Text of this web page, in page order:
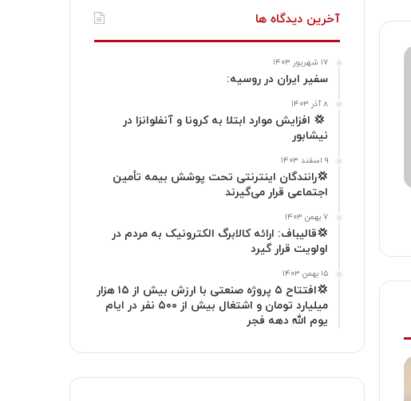
س
ت
ا
م
ک
ا
آخرین دیدگاه ها
۱۷ شهریور ۱۴۰۳
سفیر ایران در روسیه:
۸ آذر ۱۴۰۳
‍ 💢 افزایش موارد ابتلا به کرونا و آنفلوانزا در
نیشابور
۹ اسفند ۱۴۰۳
💢رانندگان اینترنتی تحت پوشش بیمه تأمین
اجتماعی قرار می‌گیرند
۷ بهمن ۱۴۰۳
💢قالیباف: ارائه کالابرگ الکترونیک به مردم در
اولویت قرار گیرد
۱۵ بهمن ۱۴۰۳
💢افتتاح ۵ پروژه صنعتی با ارزش بیش از ۱۵ هزار
میلیارد تومان و اشتغال بیش از ۵۰۰ نفر در ایام
یوم الله دهه فجر